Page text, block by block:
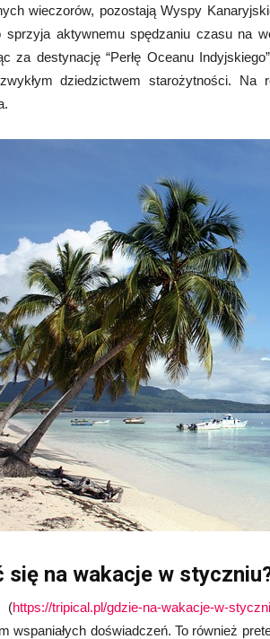
wieczorów, pozostają Wyspy
sprzyja aktywnemu spędzaniu czasu na
za destynację “Perłę Oceanu
dziedzictwem starożytności.
się na wakacje w
(https://tripical.pl/gdzie-na-wakacje-w-
wspaniałych doświadczeń. To również